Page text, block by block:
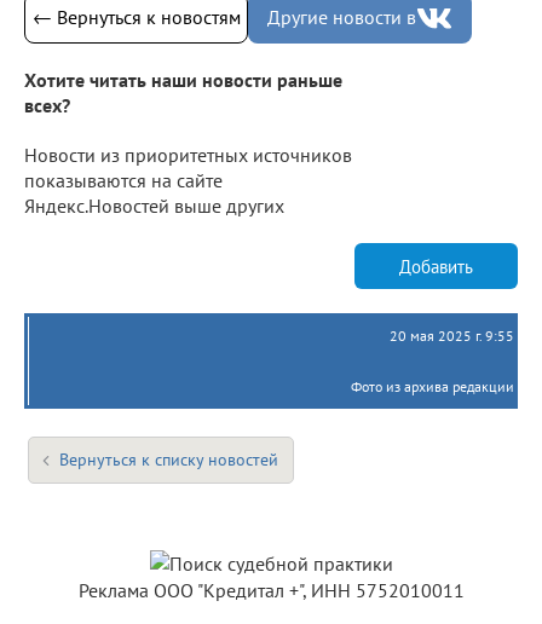
← Вернуться к новостям Другие новости в
Хотите читать наши новости раньше
всех?
Новости из приоритетных источников
показываются на сайте
Яндекс.Новостей выше других
Добавить
20 мая 2025 г. 9:55
Фото из архива редакции
Вернуться к списку новостей
Реклама ООО "Кредитал +", ИНН 5752010011